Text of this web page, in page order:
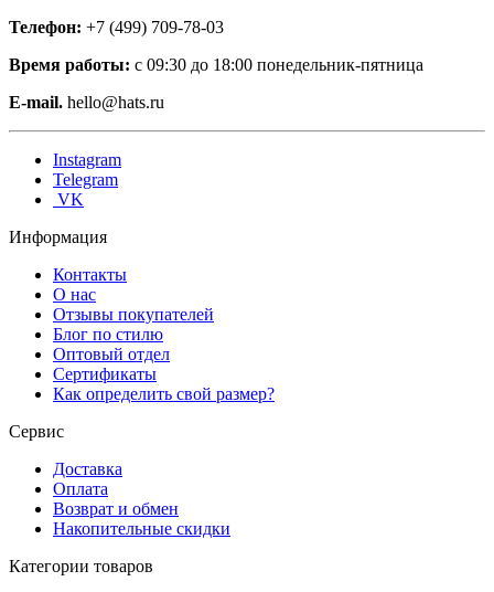
Телефон: +7 (499) 709-78-03
Время работы: с 09:30 до 18:00 понедельник-пятница
E-mail. hello@hats.ru
Instagram
Telegram
VK
Информация
Контакты
О нас
Отзывы покупателей
Блог по стилю
Оптовый отдел
Сертификаты
Как определить свой размер?
Сервис
Доставка
Оплата
Возврат и обмен
Накопительные скидки
Категории товаров